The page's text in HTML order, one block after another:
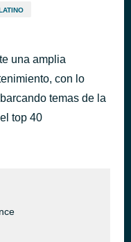
una amplia
con lo
temas de la
top 40